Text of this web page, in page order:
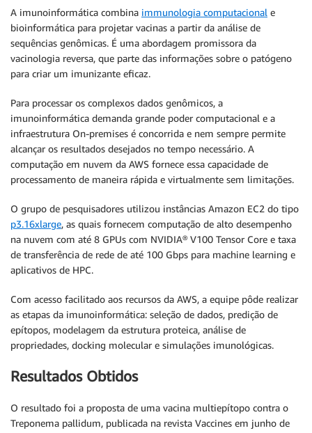
A imunoinformática combina immunologia computacional e
bioinformática para projetar vacinas a partir da análise de
sequências genômicas. É uma abordagem promissora da
vacinologia reversa, que parte das informações sobre o patógeno
para criar um imunizante eficaz.
Para processar os complexos dados genômicos, a
imunoinformática demanda grande poder computacional e a
infraestrutura On-premises é concorrida e nem sempre permite
alcançar os resultados desejados no tempo necessário. A
computação em nuvem da AWS fornece essa capacidade de
processamento de maneira rápida e virtualmente sem limitações.
O grupo de pesquisadores utilizou instâncias Amazon EC2 do tipo
p3.16xlarge, as quais fornecem computação de alto desempenho
na nuvem com até 8 GPUs com NVIDIA® V100 Tensor Core e taxa
de transferência de rede de até 100 Gbps para machine learning e
aplicativos de HPC.
Com acesso facilitado aos recursos da AWS, a equipe pôde realizar
as etapas da imunoinformática: seleção de dados, predição de
epítopos, modelagem da estrutura proteica, análise de
propriedades, docking molecular e simulações imunológicas.
Resultados Obtidos
O resultado foi a proposta de uma vacina multiepítopo contra o
Treponema pallidum, publicada na revista Vaccines em junho de